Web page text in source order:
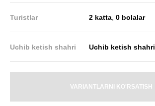
Turistlar 2 katta,0 bolalar
Uchib ketish shahri Uchib ketish shahri
VARIANTLARNI KO'RSATISH